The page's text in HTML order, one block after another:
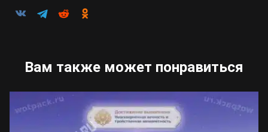
Вам также может понравиться